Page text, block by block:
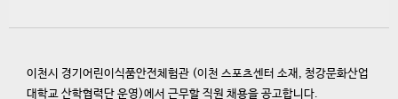
이천시 경기어린이식품안전체험관 (이천 스포츠센터 소재, 청강문화산업
대학교 산학협력단 운영)에서 근무할 직원 채용을 공고합니다.